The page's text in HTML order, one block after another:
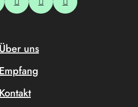
Über uns
Empfang
Kontakt